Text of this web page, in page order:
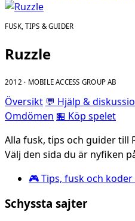
FUSK, TIPS & GUIDER
Ruzzle
2012 · MOBILE ACCESS GROUP AB
Översikt 💬 Hjälp &
Omdömen 🏪 Köp spelet
Alla fusk, tips och guider till
Välj den sida du är nyfiken
🎮Tips, fusk och koder
Schyssta sajter